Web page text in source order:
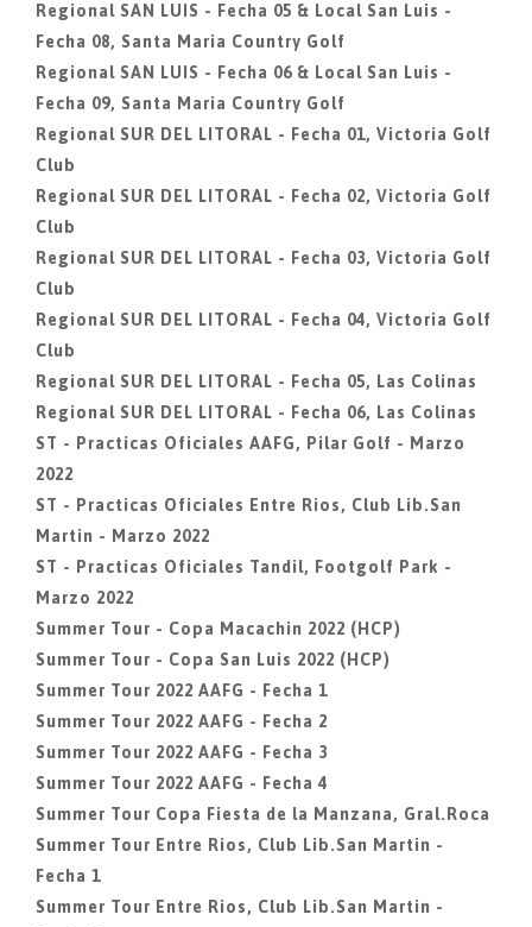
Regional SAN LUIS - Fecha 05 & Local San Luis -
Fecha 08, Santa Maria Country Golf
Regional SAN LUIS - Fecha 06 & Local San Luis -
Fecha 09, Santa Maria Country Golf
Regional SUR DEL LITORAL - Fecha 01, Victoria Golf
Club
Regional SUR DEL LITORAL - Fecha 02, Victoria Golf
Club
Regional SUR DEL LITORAL - Fecha 03, Victoria Golf
Club
Regional SUR DEL LITORAL - Fecha 04, Victoria Golf
Club
Regional SUR DEL LITORAL - Fecha 05, Las Colinas
Regional SUR DEL LITORAL - Fecha 06, Las Colinas
ST - Practicas Oficiales AAFG, Pilar Golf - Marzo
2022
ST - Practicas Oficiales Entre Rios, Club Lib.San
Martin - Marzo 2022
ST - Practicas Oficiales Tandil, Footgolf Park -
Marzo 2022
Summer Tour - Copa Macachin 2022 (HCP)
Summer Tour - Copa San Luis 2022 (HCP)
Summer Tour 2022 AAFG - Fecha 1
Summer Tour 2022 AAFG - Fecha 2
Summer Tour 2022 AAFG - Fecha 3
Summer Tour 2022 AAFG - Fecha 4
Summer Tour Copa Fiesta de la Manzana, Gral.Roca
Summer Tour Entre Rios, Club Lib.San Martin -
Fecha 1
Summer Tour Entre Rios, Club Lib.San Martin -